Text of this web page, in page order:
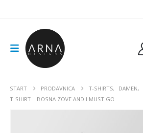
START PRODAVNICA T-SHIRTS, DAMEN,
T-SHIRT – BOSNA ZOVE AND I MUST GO